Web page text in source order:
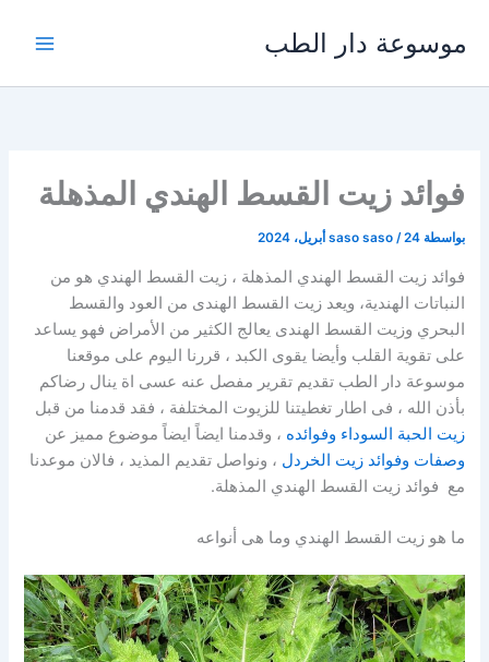
المحتوى
موسوعة دار الطب
فوائد زيت القسط الهندي المذهلة
بواسطة saso saso /24 أبريل، 2024
فوائد زيت القسط الهندي المذهلة ، زيت القسط الهندي هو من
النباتات الهندية، ويعد زيت القسط الهندى من العود والقسط
البحري وزيت القسط الهندى يعالج الكثير من الأمراض فهو يساعد
على تقوية القلب وأيضا يقوى الكبد ، قررنا اليوم على موقعنا
موسوعة دار الطب تقديم تقرير مفصل عنه عسى اة ينال رضاكم
بأذن الله ، فى اطار تغطيتنا للزيوت المختلفة ، فقد قدمنا من قبل
زيت الحبة السوداء وفوائده ، وقدمنا ايضاً ايضاً موضوع مميز عن
وصفات وفوائد زيت الخردل ، ونواصل تقديم المذيد ، فالان موعدنا
مع فوائد زيت القسط الهندي المذهلة.
ما هو زيت القسط الهندي وما هى أنواعه